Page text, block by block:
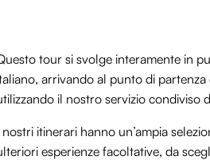
tour si svolge interamente in
arrivando al punto di
il nostro servizio condiviso
nostri itinerari hanno un’ampia
esperienze facoltative, da